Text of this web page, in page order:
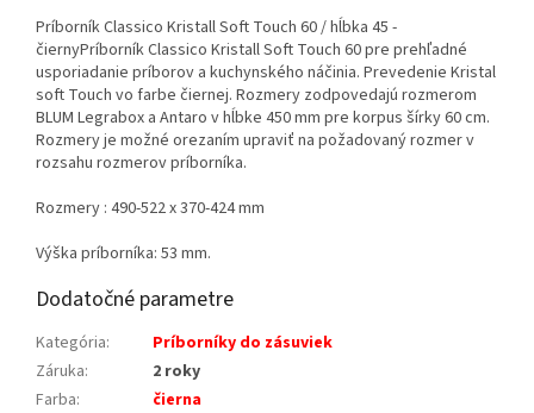
Príborník Classico Kristall Soft Touch 60 / hĺbka 45 -
čiernyPríborník Classico Kristall Soft Touch 60 pre prehľadné
usporiadanie príborov a kuchynského náčinia. Prevedenie Kristal
soft Touch vo farbe čiernej. Rozmery zodpovedajú rozmerom
BLUM Legrabox a Antaro v hĺbke 450 mm pre korpus šírky 60 cm.
Rozmery je možné orezaním upraviť na požadovaný rozmer v
rozsahu rozmerov príborníka.
Rozmery : 490-522 x 370-424 mm
Výška príborníka: 53 mm.
Dodatočné parametre
Kategória:
Príborníky do zásuviek
Záruka:
2 roky
Farba:
čierna